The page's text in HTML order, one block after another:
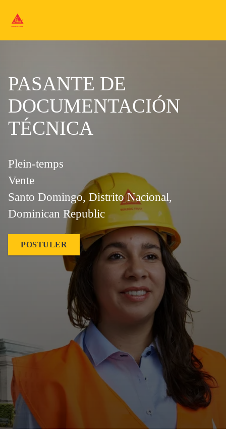
PASANTE DE
DOCUMENTACIÓN
TÉCNICA
Plein-temps
Vente
Santo Domingo, Distrito Nacional,
Dominican Republic
POSTULER